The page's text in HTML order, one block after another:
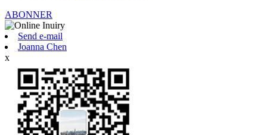
ABONNER
Send e-mail
Joanna Chen
x